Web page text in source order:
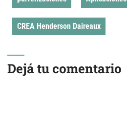
CREA Henderson Daireaux
Dejá tu comentario